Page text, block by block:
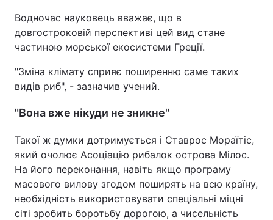
Водночас науковець вважає, що в
довгостроковій перспективі цей вид стане
частиною морської екосистеми Греції.
"Зміна клімату сприяє поширенню саме таких
видів риб", - зазначив учений.
"Вона вже нікуди не зникне"
Такої ж думки дотримується і Ставрос Мораїтіс,
який очолює Асоціацію рибалок острова Мілос.
На його переконання, навіть якщо програму
масового вилову згодом поширять на всю країну,
необхідність використовувати спеціальні міцні
сіті зробить боротьбу дорогою, а чисельність